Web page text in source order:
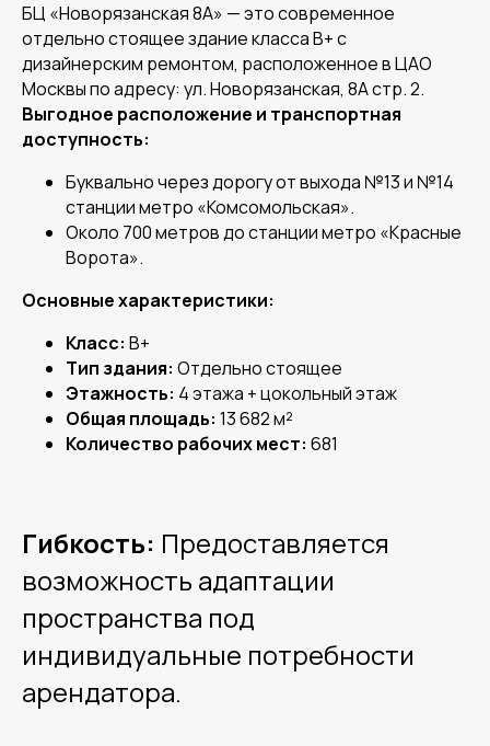
БЦ «Новорязанская 8А» — это современное
отдельно стоящее здание класса B+ с
дизайнерским ремонтом, расположенное в ЦАО
Москвы по адресу: ул. Новорязанская, 8А стр. 2.
Выгодное расположение и транспортная
доступность:
Буквально через дорогу от выхода №13 и №14
станции метро «Комсомольская».
Около 700 метров до станции метро «Красные
Ворота».
Основные характеристики:
Класс: B+
Тип здания: Отдельно стоящее
Этажность: 4 этажа + цокольный этаж
Общая площадь: 13 682 м²
Количество рабочих мест: 681
Гибкость: Предоставляется
возможность адаптации
пространства под
индивидуальные потребности
арендатора.
Фотогалерея